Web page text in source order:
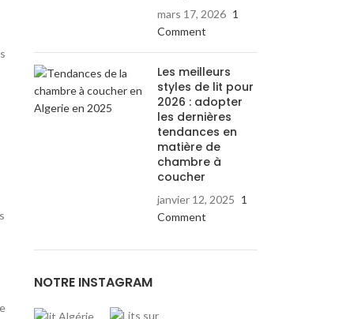
mars 17, 2026 1
Comment
Les meilleurs
styles de lit pour
2026 : adopter
les dernières
tendances en
matière de
chambre à
coucher
janvier 12, 2025 1
Comment
NOTRE INSTAGRAM